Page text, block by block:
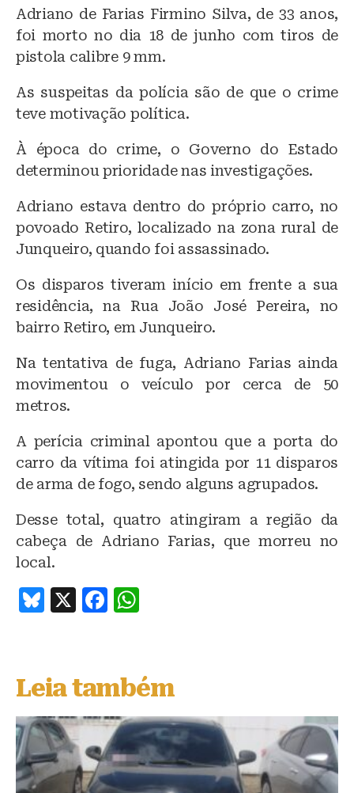
Adriano de Farias Firmino Silva, de 33 anos,
foi morto no dia 18 de junho com tiros de
pistola calibre 9 mm.
As suspeitas da polícia são de que o crime
teve motivação política.
À época do crime, o Governo do Estado
determinou prioridade nas investigações.
Adriano estava dentro do próprio carro, no
povoado Retiro, localizado na zona rural de
Junqueiro, quando foi assassinado.
Os disparos tiveram início em frente a sua
residência, na Rua João José Pereira, no
bairro Retiro, em Junqueiro.
Na tentativa de fuga, Adriano Farias ainda
movimentou o veículo por cerca de 50
metros.
A perícia criminal apontou que a porta do
carro da vítima foi atingida por 11 disparos
de arma de fogo, sendo alguns agrupados.
Desse total, quatro atingiram a região da
cabeça de Adriano Farias, que morreu no
local.
B
s
k
y
X
F
e
b
o
o
k
s
A
p
p
Leia também